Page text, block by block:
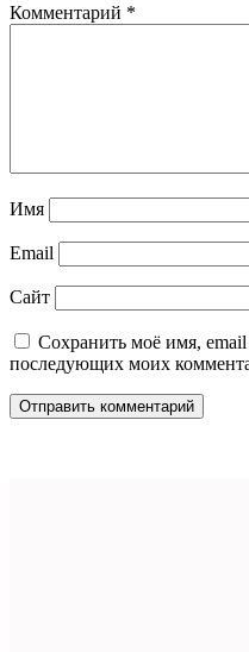
Комментарий *
Имя
Email
Сайт
Сохранить моё имя, email
последующих моих